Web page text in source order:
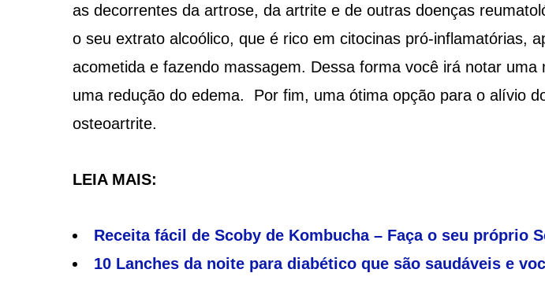
as decorrentes da artrose, da artrite e de outras doenças
o seu extrato alcoólico, que é rico em citocinas pró-inflamatórias,
acometida e fazendo massagem. Dessa forma você irá notar uma
uma redução do edema. Por fim, uma ótima opção para o alívio
osteoartrite.
LEIA MAIS:
Receita fácil de Scoby de Kombucha – Faça o seu próprio
10 Lanches da noite para diabético que são saudáveis e